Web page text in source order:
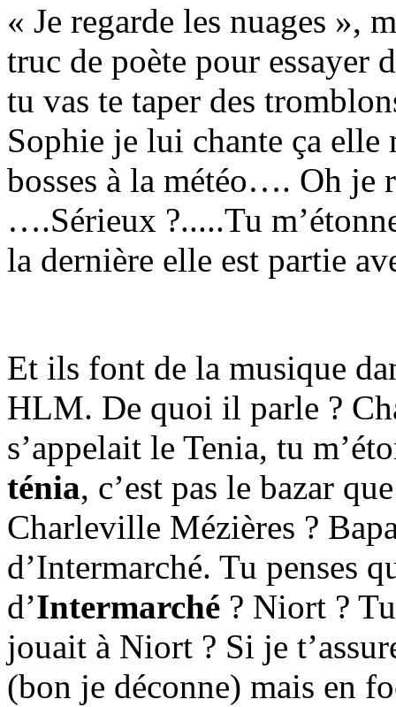
« Je regarde les nuages »,
truc de poète pour essayer
tu vas te taper des
Sophie je lui chante ça
bosses à la météo…. Oh
….Sérieux ?.....Tu
la dernière elle est partie
Et ils font de la musique
HLM. De quoi il parle ?
s’appelait le Tenia, tu
ténia, c’est pas le bazar
Charleville Mézières ?
d’Intermarché. Tu penses
d’Intermarché ? Niort ?
jouait à Niort ? Si je
(bon je déconne) mais en